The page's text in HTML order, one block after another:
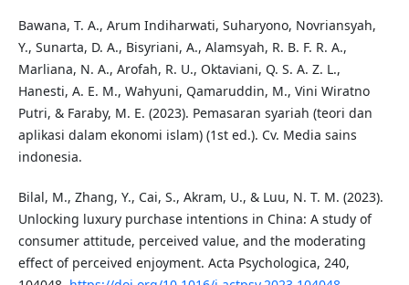
Bawana, T. A., Arum Indiharwati, Suharyono, Novriansyah,
Y., Sunarta, D. A., Bisyriani, A., Alamsyah, R. B. F. R. A.,
Marliana, N. A., Arofah, R. U., Oktaviani, Q. S. A. Z. L.,
Hanesti, A. E. M., Wahyuni, Qamaruddin, M., Vini Wiratno
Putri, & Faraby, M. E. (2023). Pemasaran syariah (teori dan
aplikasi dalam ekonomi islam) (1st ed.). Cv. Media sains
indonesia.
Bilal, M., Zhang, Y., Cai, S., Akram, U., & Luu, N. T. M. (2023).
Unlocking luxury purchase intentions in China: A study of
consumer attitude, perceived value, and the moderating
effect of perceived enjoyment. Acta Psychologica, 240,